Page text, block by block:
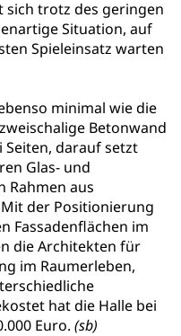
sich trotz des geringen
Situation, auf
Spieleinsatz warten
minimal wie die
Betonwand
Seiten, darauf setzt
Glas- und
Rahmen aus
der Positionierung
Fassadenflächen im
die Architekten für
im Raumerleben,
hat die Halle bei
Euro. (sb)